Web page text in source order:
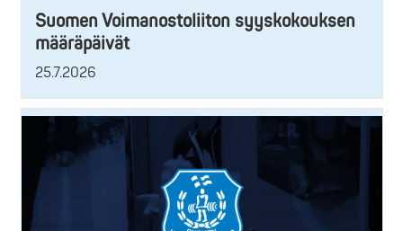
Suomen Voimanostoliiton syyskokouksen
määräpäivät
25.7.2026